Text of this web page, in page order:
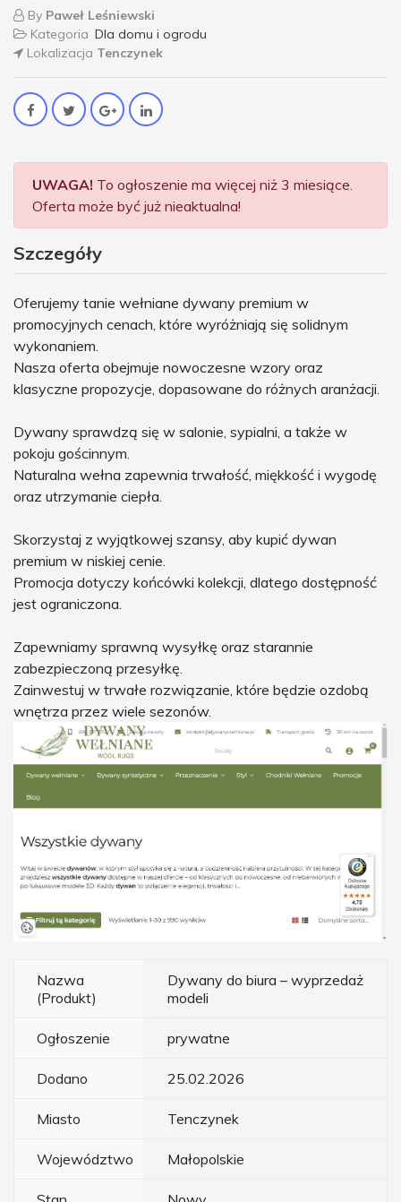
By Paweł Leśniewski
Kategoria Dla domu i ogrodu
Lokalizacja Tenczynek
UWAGA! To ogłoszenie ma więcej niż 3 miesiące.
Oferta może być już nieaktualna!
Szczegóły
Oferujemy tanie wełniane dywany premium w
promocyjnych cenach, które wyróżniają się solidnym
wykonaniem.
Nasza oferta obejmuje nowoczesne wzory oraz
klasyczne propozycje, dopasowane do różnych aranżacji.
Dywany sprawdzą się w salonie, sypialni, a także w
pokoju gościnnym.
Naturalna wełna zapewnia trwałość, miękkość i wygodę
oraz utrzymanie ciepła.
Skorzystaj z wyjątkowej szansy, aby kupić dywan
premium w niskiej cenie.
Promocja dotyczy końcówki kolekcji, dlatego dostępność
jest ograniczona.
Zapewniamy sprawną wysyłkę oraz starannie
zabezpieczoną przesyłkę.
Zainwestuj w trwałe rozwiązanie, które będzie ozdobą
wnętrza przez wiele sezonów.
Nazwa
(Produkt)
Dywany do biura – wyprzedaż
modeli
Ogłoszenie prywatne
Dodano 25.02.2026
Miasto Tenczynek
Województwo Małopolskie